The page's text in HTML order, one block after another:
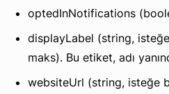
optedInNotifications
displayLabel (string,
maks). Bu etiket, adı
websiteUrl (string, isteğe